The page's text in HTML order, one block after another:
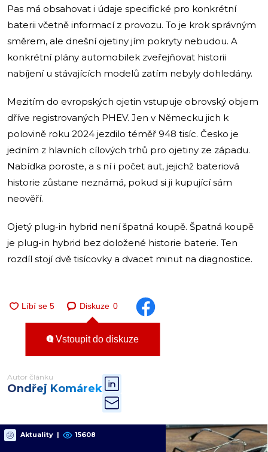
Pas má obsahovat i údaje specifické pro konkrétní
baterii včetně informací z provozu. To je krok správným
směrem, ale dnešní ojetiny jím pokryty nebudou. A
konkrétní plány automobilek zveřejňovat historii
nabíjení u stávajících modelů zatím nebyly dohledány.
Mezitím do evropských ojetin vstupuje obrovský objem
dříve registrovaných PHEV. Jen v Německu jich k
polovině roku 2024 jezdilo téměř 948 tisíc. Česko je
jedním z hlavních cílových trhů pro ojetiny ze západu.
Nabídka poroste, a s ní i počet aut, jejichž bateriová
historie zůstane neznámá, pokud si ji kupující sám
neověří.
Ojetý plug-in hybrid není špatná koupě. Špatná koupě
je plug-in hybrid bez doložené historie baterie. Ten
rozdíl stojí dvě tisícovky a dvacet minut na diagnostice.
Diskuze 0
Vstoupit do diskuze
Autor článku
Ondřej Komárek
Aktuality | 15608